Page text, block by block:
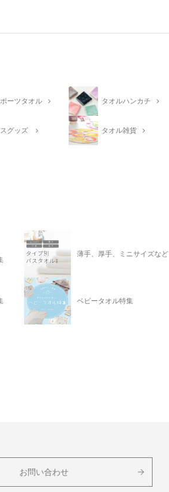
ーツタオル タオルハンカチ
グッズ タオル雑貨
薄手、厚手、ミニサイズなど
ベビータオル特集
お問い合わせ